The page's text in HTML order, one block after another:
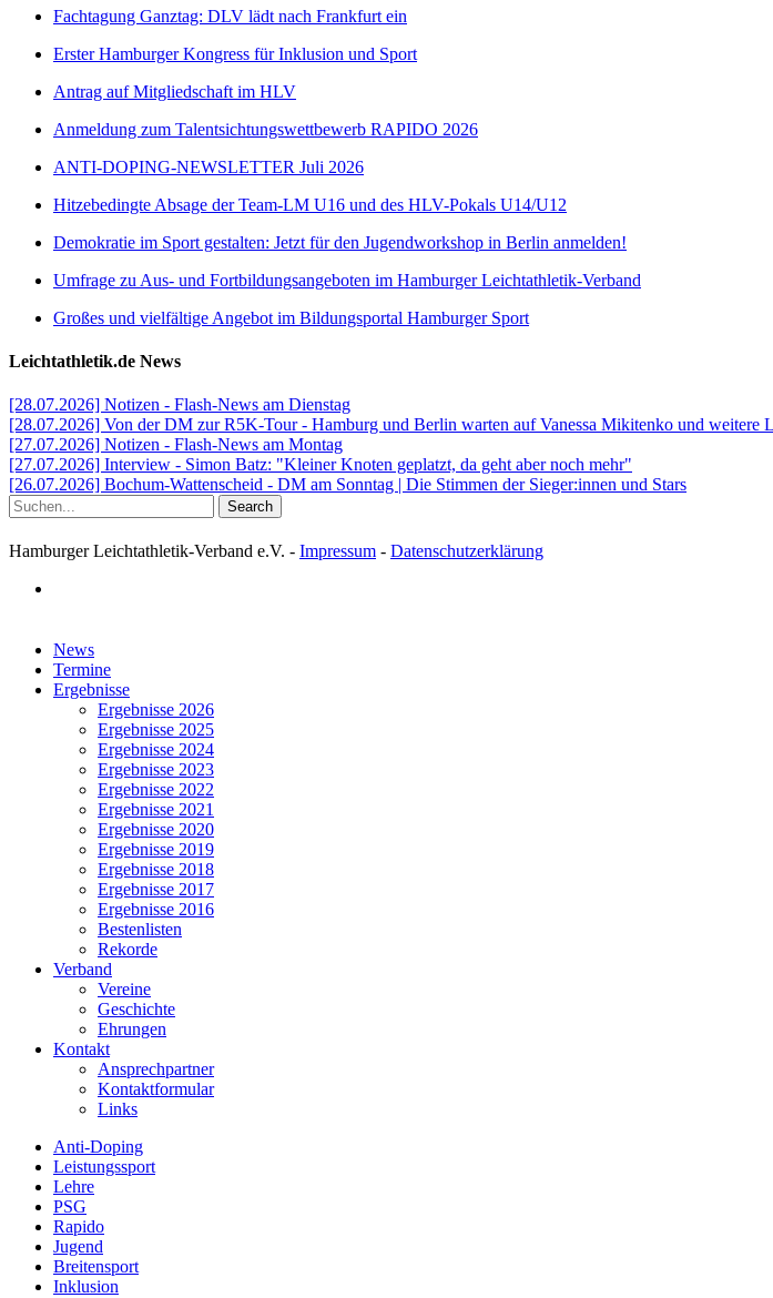
Fachtagung Ganztag: DLV lädt nach Frankfurt ein
Erster Hamburger Kongress für Inklusion und Sport
Antrag auf Mitgliedschaft im HLV
Anmeldung zum Talentsichtungswettbewerb RAPIDO 2026
ANTI-DOPING-NEWSLETTER Juli 2026
Hitzebedingte Absage der Team-LM U16 und des HLV-Pokals U14/U12
Demokratie im Sport gestalten: Jetzt für den Jugendworkshop in Berlin anmelden!
Umfrage zu Aus- und Fortbildungsangeboten im Hamburger Leichtathletik-Verband
Großes und vielfältige Angebot im Bildungsportal Hamburger Sport
Leichtathletik.de News
[28.07.2026] Notizen - Flash-News am Dienstag
[28.07.2026] Von der DM zur R5K-Tour - Hamburg und Berlin warten auf Vanessa Mikitenko und weitere
[27.07.2026] Notizen - Flash-News am Montag
[27.07.2026] Interview - Simon Batz: "Kleiner Knoten geplatzt, da geht aber noch mehr"
[26.07.2026] Bochum-Wattenscheid - DM am Sonntag | Die Stimmen der Sieger:innen und Stars
Search
Hamburger Leichtathletik-Verband e.V. - Impressum - Datenschutzerklärung
Close
Menu
News
Termine
Ergebnisse
Ergebnisse 2026
Ergebnisse 2025
Ergebnisse 2024
Ergebnisse 2023
Ergebnisse 2022
Ergebnisse 2021
Ergebnisse 2020
Ergebnisse 2019
Ergebnisse 2018
Ergebnisse 2017
Ergebnisse 2016
Bestenlisten
Rekorde
Verband
Vereine
Geschichte
Ehrungen
Kontakt
Ansprechpartner
Kontaktformular
Links
Anti-Doping
Leistungssport
Lehre
PSG
Rapido
Jugend
Breitensport
Inklusion